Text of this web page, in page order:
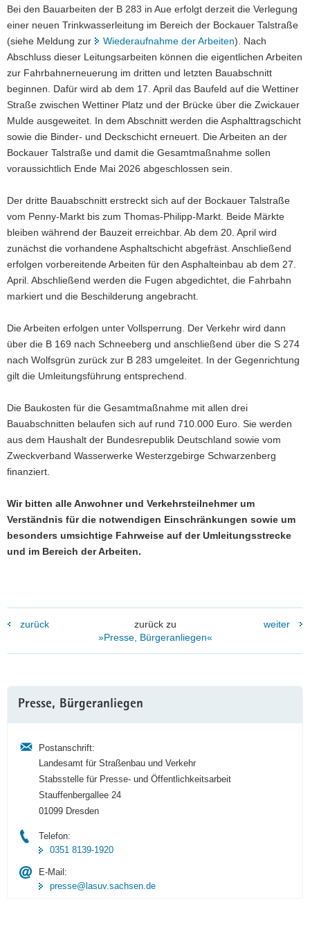
a
v
i
g
a
t
i
o
n
Bei den Bauarbeiten der B 283 in Aue erfolgt derzeit die Verlegung
einer neuen Trinkwasserleitung im Bereich der Bockauer Talstraße
(siehe Meldung zur
Wiederaufnahme der Arbeiten). Nach
Abschluss dieser Leitungsarbeiten können die eigentlichen Arbeiten
zur Fahrbahnerneuerung im dritten und letzten Bauabschnitt
beginnen. Dafür wird ab dem 17. April das Baufeld auf die Wettiner
Straße zwischen Wettiner Platz und der Brücke über die Zwickauer
Mulde ausgeweitet. In dem Abschnitt werden die Asphalttragschicht
sowie die Binder- und Deckschicht erneuert. Die Arbeiten an der
Bockauer Talstraße und damit die Gesamtmaßnahme sollen
voraussichtlich Ende Mai 2026 abgeschlossen sein.
Der dritte Bauabschnitt erstreckt sich auf der Bockauer Talstraße
vom Penny‑Markt bis zum Thomas‑Philipp‑Markt. Beide Märkte
bleiben während der Bauzeit erreichbar. Ab dem 20. April wird
zunächst die vorhandene Asphaltschicht abgefräst. Anschließend
erfolgen vorbereitende Arbeiten für den Asphalteinbau ab dem 27.
April. Abschließend werden die Fugen abgedichtet, die Fahrbahn
markiert und die Beschilderung angebracht.
Die Arbeiten erfolgen unter Vollsperrung. Der Verkehr wird dann
über die B 169 nach Schneeberg und anschließend über die S 274
nach Wolfsgrün zurück zur B 283 umgeleitet. In der Gegenrichtung
gilt die Umleitungsführung entsprechend.
Die Baukosten für die Gesamtmaßnahme mit allen drei
Bauabschnitten belaufen sich auf rund 710.000 Euro. Sie werden
aus dem Haushalt der Bundesrepublik Deutschland sowie vom
Zweckverband Wasserwerke Westerzgebirge Schwarzenberg
finanziert.
Wir bitten alle Anwohner und Verkehrsteilnehmer um
Verständnis für die notwendigen Einschränkungen sowie um
besonders umsichtige Fahrweise auf der Umleitungsstrecke
und im Bereich der Arbeiten.
zurück
zurück zu
»Presse, Bürgeranliegen«
weiter
Information
Presse, Bürgeranliegen
Postanschrift:
Landesamt für Straßenbau und Verkehr
Stabsstelle für Presse- und Öffentlichkeitsarbeit
Stauffenbergallee 24
01099 Dresden
Telefon:
0351 8139-1920
E-Mail:
presse@lasuv.sachsen.de